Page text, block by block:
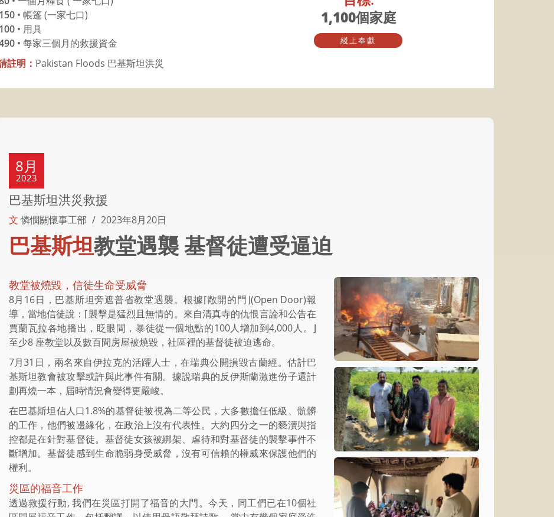
• 帳篷 (一家七口)
• 用具
• 每家三個月的救援資金
註明： Pakistan Floods 巴基斯坦洪災
1,100個家庭
綫上奉獻
8月
2023
巴基斯坦洪災救援
文憐憫關懷事工部 2023年8月20日
巴基斯坦教堂遇襲 基督徒遭受逼迫
教堂被燒毀，信徒生命受威脅
8月16日，巴基斯坦旁遮普省教堂遇襲。根據⌈敞開的門⌋(Open Door)報
導，當地信徒說：⌈襲擊是猛烈且無情的。來自清真寺的仇恨言論和公告在
賈蘭瓦拉各地播出，眨眼間，暴徒從一個地點的100人增加到4,000人。⌋
至少8 座教堂以及數百間房屋被燒毀，社區裡的基督徒被迫逃命。
7月31日，兩名來自伊拉克的活躍人士，在瑞典公開損毀古蘭經。估計巴
基斯坦教會被攻擊或許與此事件有關。據說瑞典的反伊斯蘭激進份子還計
劃再燒一本，届時情況會變得更嚴峻。
在巴基斯坦佔人口1.8%的基督徒被視為二等公民，大多數擔任低級、骯髒
的工作，他們被邊緣化，在政治上沒有代表性。大約四分之一的褻瀆與指
控都是在針對基督徒。基督徒女孩被綁架、虐待和對基督徒的襲擊事件不
斷增加。基督徒感到生命脆弱身受威脅，沒有可信賴的權威來保護他們的
權利。
災區的福音工作
透過救援行動, 我們在災區打開了福音的大門。今天，同工們已在10個社